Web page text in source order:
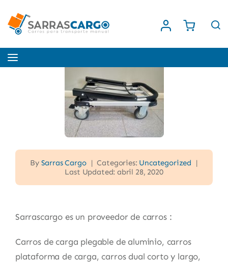
contenido
Toggle
Navigation
Tienda
Contacto
By Sarras Cargo | Categories: Uncategorized
|
Last Updated: abril 28, 2020
Sarrascargo es un proveedor de carros :
Carros de carga plegable de aluminio, carros
plataforma de carga, carros dual corto y largo,